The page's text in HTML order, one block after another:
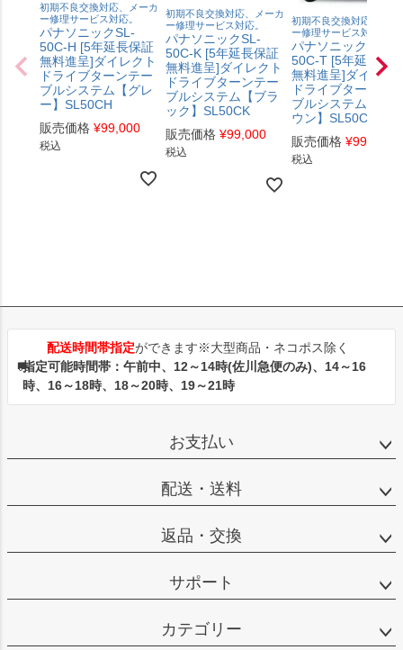
初期不良交換対応、メーカ
ー修理サービス対応。
パナソニックSL-
50C-H [5年延長保証
無料進呈]ダイレクト
ドライブターンテー
ブルシステム【グレ
ー】SL50CH
販売価格 ¥99,000
税込
初期不良交換対応、メーカ
ー修理サービス対応。
パナソニックSL-
50C-K [5年延長保証
無料進呈]ダイレクト
ドライブターンテー
ブルシステム【ブラ
ック】SL50CK
販売価格 ¥99,000
税込
初期不良交換対応、メー
ー修理サービス対応。
パナソニックSL-
50C-T [5年延長保
無料進呈]ダイレク
ドライブターンテ
ブルシステム【ブ
ウン】SL50CT
販売価格 ¥99,000
税込
配送時間帯指定ができます※大型商品・ネコポス除く
指定可能時間帯：午前中、12～14時(佐川急便のみ)、14～16
時、16～18時、18～20時、19～21時
お支払い
配送・送料
返品・交換
サポート
カテゴリー